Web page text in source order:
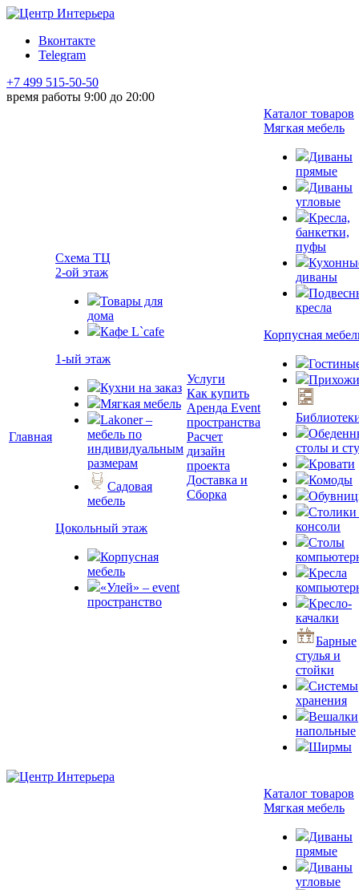
Вконтакте
Telegram
+7 499 515-50-50
время работы 9:00 до 20:00
Главная
Схема ТЦ
2-ой этаж
Товары для
дома
Кафе L`cafe
1-ый этаж
Кухни на заказ
Мягкая мебель
Lakoner –
мебель по
индивидуальным
размерам
Садовая
мебель
Цокольный этаж
Корпусная
мебель
«Улей» – event
пространство
Услуги
Как купить
Аренда Event
пространства
Расчет
дизайн
проекта
Доставка и
Сборка
Каталог товаров
Мягкая мебель
Диваны
прямые
Диваны
угловые
Кресла,
банкетки,
пуфы
диваны
кресла
Корпусная
столы и
Кровати
Комоды
Столики
консоли
Столы
Кресла
Кресло-
качалки
Барные
стулья и
стойки
Системы
хранения
Вешалки
напольные
Ширмы
Каталог товаров
Мягкая мебель
Диваны
прямые
Диваны
угловые